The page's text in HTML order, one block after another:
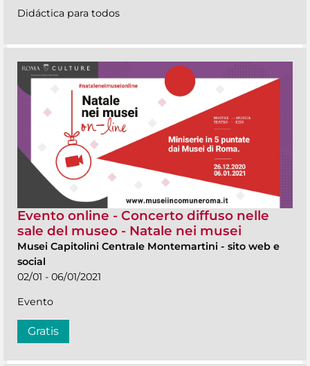
Didáctica para todos
Evento online - Concerto diffuso nelle
sale del museo - Natale nei musei
Musei Capitolini Centrale Montemartini - sito web e
social
02/01 - 06/01/2021
Evento
Gratis